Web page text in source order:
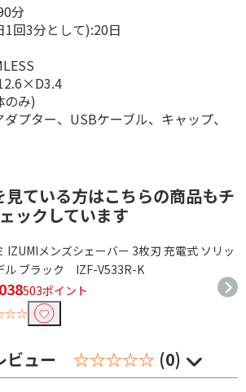
分
回3分として):20日
み)
プター、USBケーブル、キャップ、
見ている方はこちらの商品もチ
ェックしています
IZUMIメンズシェーバー 3枚刃 充電式 ソリッ
ル ブラック IZF-V533R-K
503ポイント
ビュー ☆☆☆☆☆ (0)